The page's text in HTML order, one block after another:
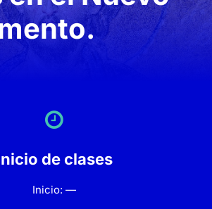
de clases
Inicio: —